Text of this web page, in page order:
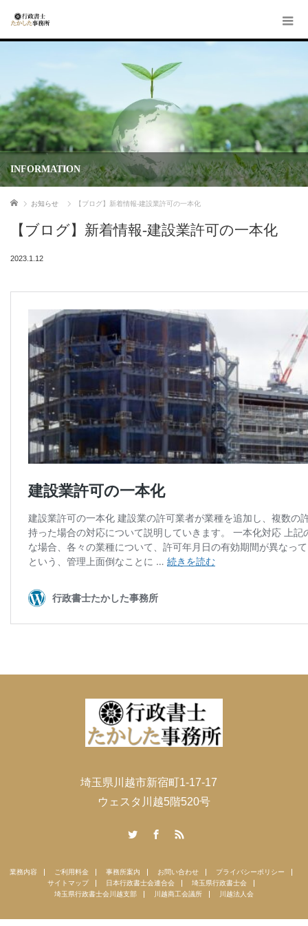
INFORMATION
ホーム お知らせ 【ブログ】新着情報-建設業許可の一本化
【ブログ】新着情報-建設業許可の一本化
2023.1.12
埼玉県川越市新宿町1-17-17
ウェスタ川越5階520号
業務内容 ご利用料金 事務所案内 お問い合わせ
プライバシーポリシー
サイトマップ
日本行政書士会連合会
埼玉県行政書士会
埼玉県行政書士会川越支部
川越商工会議所 川越法人会